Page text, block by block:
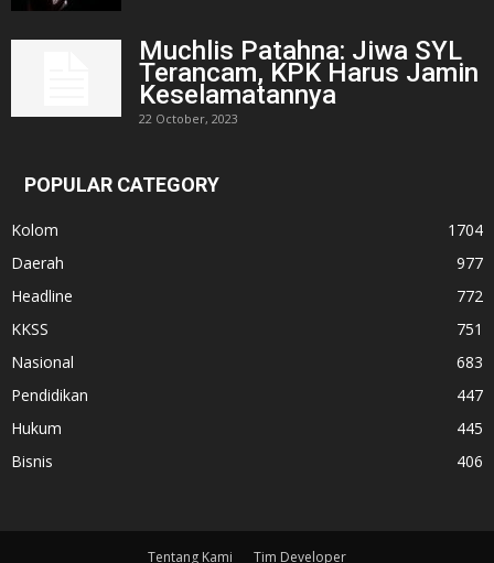
Muchlis Patahna: Jiwa SYL
Terancam, KPK Harus Jamin
Keselamatannya
22 October, 2023
POPULAR CATEGORY
Kolom
1704
Daerah
977
Headline
772
KKSS
751
Nasional
683
Pendidikan
447
Hukum
445
Bisnis
406
Tentang Kami Tim Developer